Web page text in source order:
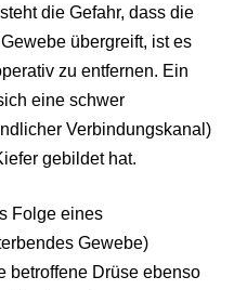
die Gefahr, dass die
übergreift, ist es
zu entfernen. Ein
eine schwer
Verbindungskanal)
gebildet hat.
Folge eines
Gewebe)
betroffene Drüse ebenso